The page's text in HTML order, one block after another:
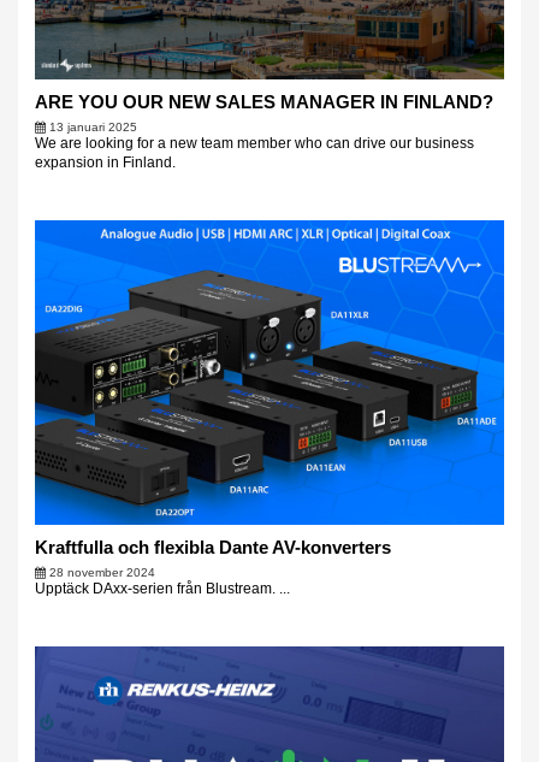
ARE YOU OUR NEW SALES MANAGER IN FINLAND?
13 januari 2025
We are looking for a new team member who can drive our business
expansion in Finland.
Kraftfulla och flexibla Dante AV-konverters
28 november 2024
Upptäck DAxx-serien från Blustream. ...